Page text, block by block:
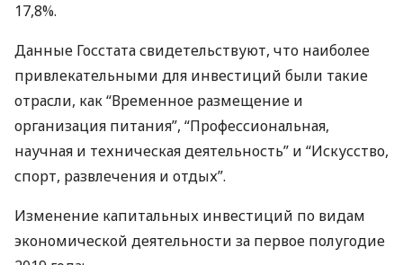
17,8%.
Данные Госстата свидетельствуют, что наиболее
привлекательными для инвестиций были такие
отрасли, как “Временное размещение и
организация питания”, “Профессиональная,
научная и техническая деятельность” и “Искусство,
спорт, развлечения и отдых”.
Изменение капитальных инвестиций по видам
экономической деятельности за первое полугодие